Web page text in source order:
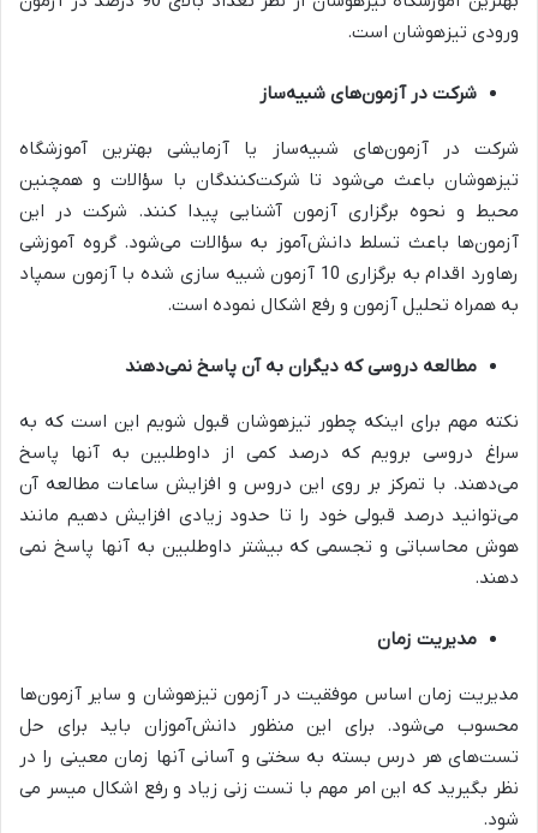
ورودی تیزهوشان است.
شرکت در آزمون‌های شبیه‌ساز
شرکت در آزمون‌های شبیه‌ساز یا آزمایشی بهترین آموزشگاه
تیزهوشان باعث می‌شود تا شرکت‌کنندگان با سؤالات و همچنین
محیط و نحوه برگزاری آزمون آشنایی پیدا کنند. شرکت در این
آزمون‌ها باعث تسلط دانش‌آموز به سؤالات می‌شود. گروه آموزشی
رهاورد اقدام به برگزاری 10 آزمون شبیه سازی شده با آزمون سمپاد
به همراه تحلیل آزمون و رفع اشکال نموده است.
مطالعه دروسی که دیگران به آن پاسخ نمی‌دهند
نکته مهم برای اینکه چطور تیزهوشان قبول شویم این است که به
سراغ دروسی برویم که درصد کمی از داوطلبین به آنها پاسخ
می‌دهند. با تمرکز بر روی این دروس و افزایش ساعات مطالعه آن
می‌توانید درصد قبولی خود را تا حدود زیادی افزایش دهیم مانند
هوش محاسباتی و تجسمی که بیشتر داوطلبین به آنها پاسخ نمی
دهند.
مدیریت زمان
مدیریت زمان اساس موفقیت در آزمون تیزهوشان و سایر آزمون‌ها
محسوب می‌شود. برای این منظور دانش‌آموزان باید برای حل
تست‌های هر درس بسته به سختی و آسانی آنها زمان معینی را در
نظر بگیرید که این امر مهم با تست زنی زیاد و رفع اشکال میسر می
شود.